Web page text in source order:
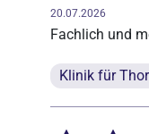
20.07.2026
Fachlich und
Klinik für